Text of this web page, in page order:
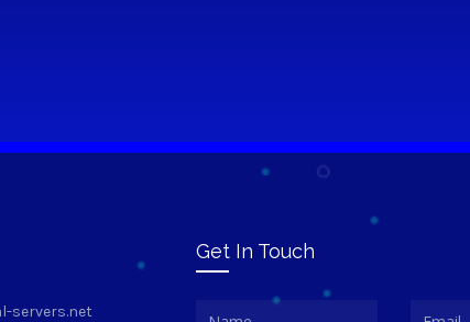
servers.net
Get In Touch